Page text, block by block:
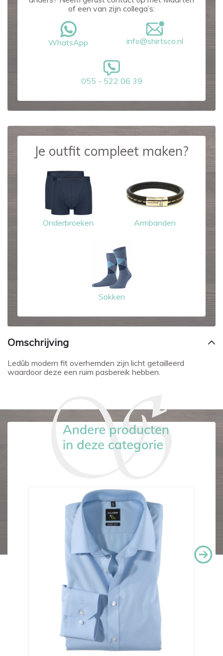
of een van zijn collega’s:
WhatsApp info@shirtsco.nl
055 - 522 06 39
Je outfit compleet maken?
Onderbroeken Armbanden
Sokken
Omschrijving
Ledûb modern fit overhemden zijn licht getailleerd
waardoor deze een ruim pasbereik hebben.